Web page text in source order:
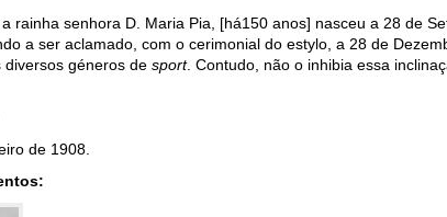
a rainha senhora D. Maria Pia, [há150 anos] nasceu a 28 de
a ser aclamado, com o cerimonial do estylo, a 28 de
géneros de sport. Contudo, não o inhibia essa
de 1908.